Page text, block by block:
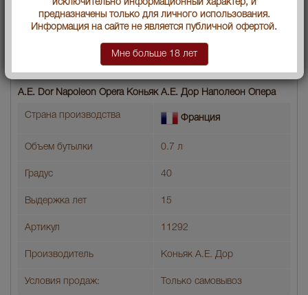
A.E. Dor Napoleon Opera Коньяк А.Е. Дор Наполеон Опера
Страна производства Франция
Объем бутылки 0.7 л
Градус 40
Выдержка лет 15
Артикул 11292
Производитель Коньяк А.Е. Дор
Условия продаж: Только самовывоз
исключительно информационный характер, и
предназначены только для личного использования.
Информация на сайте не является публичной офертой.
Мне больше 18 лет